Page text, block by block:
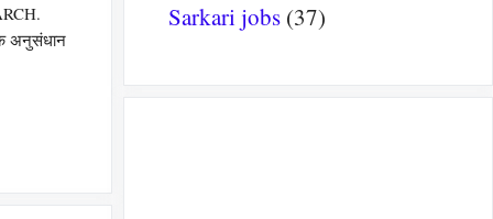
अनुसंधान
Sarkari jobs (37)